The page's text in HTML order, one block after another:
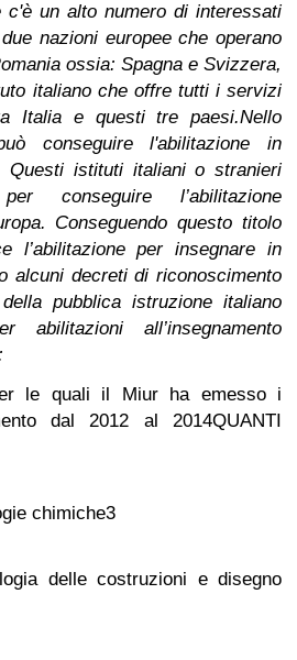
c'è un alto numero di interessati
nazioni europee che operano
ossia: Spagna e Svizzera,
italiano che offre tutti i servizi
Italia e questi tre paesi.Nello
conseguire l'abilitazione in
Questi istituti italiani o stranieri
conseguire l’abilitazione
Conseguendo questo titolo
l’abilitazione per insegnare in
alcuni decreti di riconoscimento
pubblica istruzione italiano
all’insegnamento
le quali il Miur ha emesso i
dal 2012 al 2014QUANTI
chimiche3
delle costruzioni e disegno